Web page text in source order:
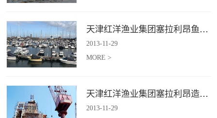
天津红洋渔业集团塞拉利昂鱼粉项目
2013-11-29
MORE >
天津红洋渔业集团塞拉利昂造船项目
2013-11-29